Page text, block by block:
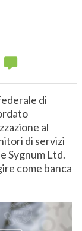
di
al
di servizi
Sygnum Ltd.
come banca